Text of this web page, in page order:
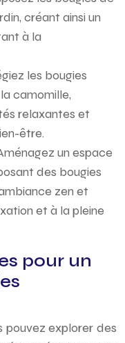
créant ainsi un
à la
les bougies
camomille,
relaxantes et
être.
un espace
des bougies
zen et
et à la pleine
pour un
pouvez explorer des